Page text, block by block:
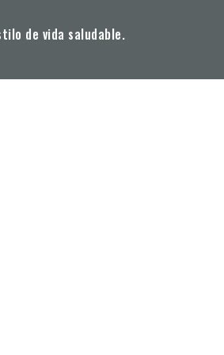
de vida saludable.